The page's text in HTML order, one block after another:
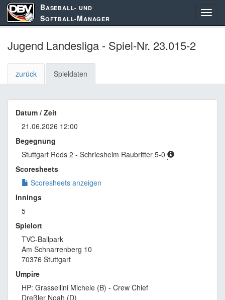
BASEBALL- UND
SOFTBALL-MANAGER
Jugend Landesliga - Spiel-Nr. 23.015-2
zurück Spieldaten
Datum / Zeit
21.06.2026 12:00
Begegnung
Stuttgart Reds 2 - Schriesheim Raubritter 5-0
Scoresheets
Scoresheets anzeigen
Innings
5
Spielort
TVC-Ballpark
Am Schnarrenberg 10
70376 Stuttgart
Umpire
HP: Grassellini Michele (B) - Crew Chief
Dreßler Noah (D)